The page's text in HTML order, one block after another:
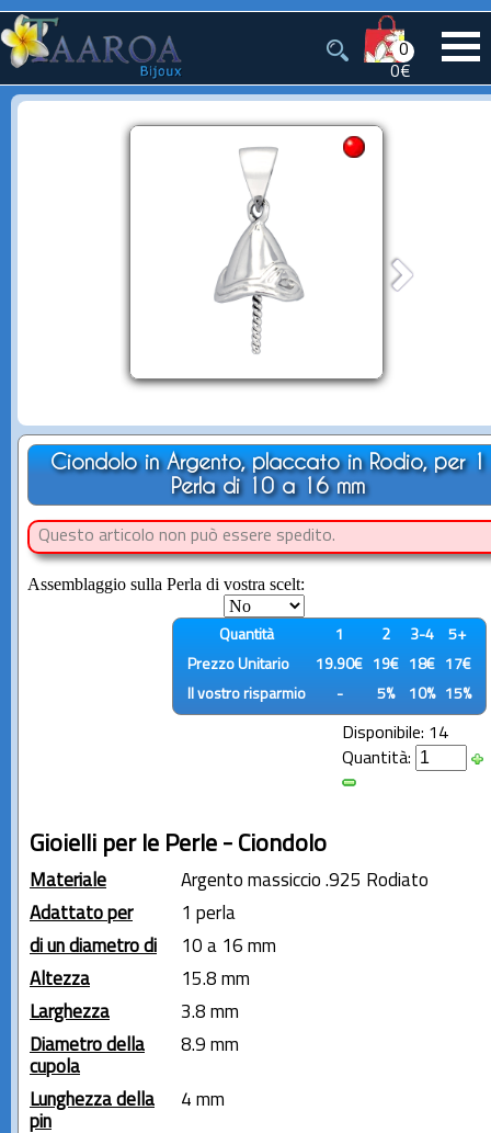
0
0€
Ciondolo in Argento, placcato in Rodio, per 1
Perla di 10 a 16 mm
Questo articolo non può essere spedito.
Assemblaggio sulla Perla di vostra scelt:
Quantità 1 2 3-4
5+
Prezzo Unitario
19.90€ 19€ 18€
17€
Il vostro risparmio
- 5% 10% 15%
Disponibile: 14
Quantità:
Gioielli per le Perle - Ciondolo
Materiale
Argento massiccio .925 Rodiato
Adattato per
1 perla
di un diametro di
10 a 16 mm
Altezza
15.8 mm
Larghezza
3.8 mm
Diametro della
cupola
8.9 mm
Lunghezza della
pin
4 mm